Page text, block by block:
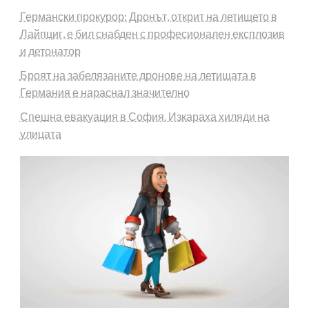
Германски прокурор: Дронът, открит на летището в
Лайпциг, е бил снабден с професионален експлозив
и детонатор
Броят на забелязаните дронове на летищата в
Германия е нараснал значително
Спешна евакуация в София. Изкараха хиляди на
улицата